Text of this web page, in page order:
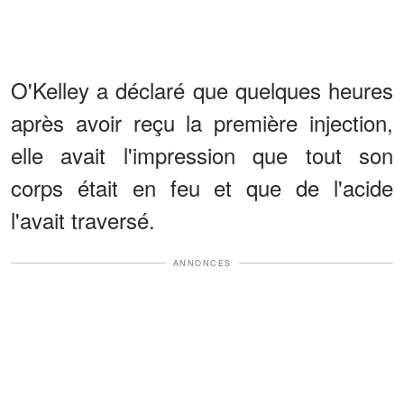
O'Kelley a déclaré que quelques heures
après avoir reçu la première injection,
elle avait l'impression que tout son
corps était en feu et que de l'acide
l'avait traversé.
ANNONCES